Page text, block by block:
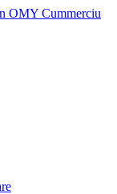
OMY Cummerciu